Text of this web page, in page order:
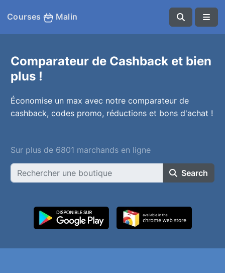
Courses Malin
Comparateur de Cashback et bien
plus !
Économise un max avec notre comparateur de
cashback, codes promo, réductions et bons d'achat !
Sur plus de 6801 marchands en ligne
Search